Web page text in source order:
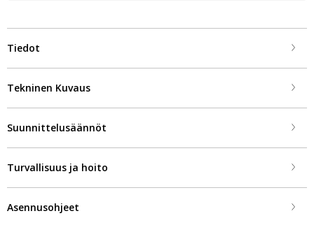
Tiedot
Tekninen Kuvaus
Suunnittelusäännöt
Turvallisuus ja hoito
Asennusohjeet